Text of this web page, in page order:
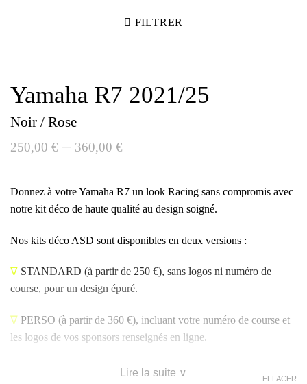
FILTRER
Yamaha R7 2021/25
Noir / Rose
250,00 € – 360,00 €
Donnez à votre Yamaha R7 un look Racing sans compromis avec
notre kit déco de haute qualité au design soigné.
Nos kits déco ASD sont disponibles en deux versions :
∇ STANDARD (à partir de 250 €), sans logos ni numéro de
course, pour un design épuré.
∇ PERSO (à partir de 360 €), incluant votre numéro de course et
les logos de vos sponsors renseignés en ligne.
Lire la suite ∨ EFFACER